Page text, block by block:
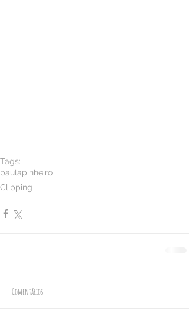
Tags:
paulapinheiro
Clipping
Comentários